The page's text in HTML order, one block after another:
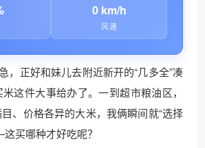
0 km/h
风速
，正好和妹儿去附近新开的“几多全”凑
这件大事给办了。一到超市粮油区，
、价格各异的大米，我俩瞬间就“选择
买哪种才好吃呢？